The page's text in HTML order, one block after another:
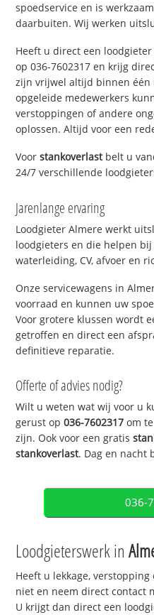
spoedservice en is
daarbuiten. Wij werken
Heeft u direct een
op 036-7602317 en krijg
zijn vrijwel altijd binnen één
opgeleide medewerkers
verstoppingen of andere
oplossen. Altijd voor een
Voorstankoverlastbelt u
24/7 verschillende
Jarenlange ervaring
Loodgieter Almere werkt
loodgieters en die helpen
waterleiding, CV, afvoer en
Onze servicewagens in
voorraad en kunnen uw
Voor grotere klussen wordt
getroffen en direct een
definitieve reparatie.
Offerte of advies nodig?
Wilt u weten wat wij voor u
gerust op036-7602317 om
zijn. Ook voor een gratis
stankoverlast. Dag en nacht
036-
Loodgieterswerk in
Heeft u lekkage,
niet en neem direct contact
U krijgt dan direct een